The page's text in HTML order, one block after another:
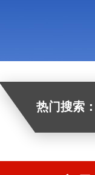
热门搜索：